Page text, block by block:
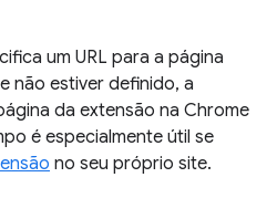
um URL para a página
não estiver definido, a
da extensão na Chrome
é especialmente útil se
no seu próprio site.